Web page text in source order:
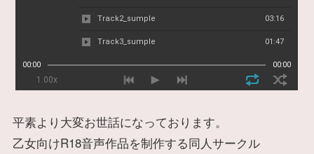
平素より大変お世話になっております。
乙女向けR18音声作品を制作する同人サークル